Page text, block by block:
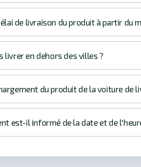
de livraison du produit à partir du
livrer en dehors des villes ?
du produit de la voiture de
est-il informé de la date et de